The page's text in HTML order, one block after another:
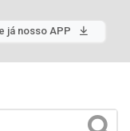
já nosso APP